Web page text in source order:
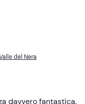
del Nera
davvero fantastica.